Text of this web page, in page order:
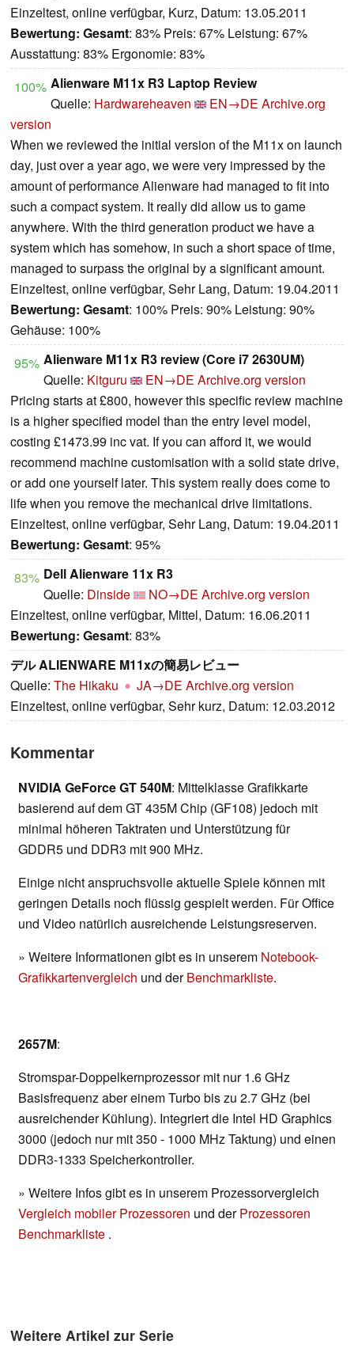
Einzeltest, online verfügbar, Kurz, Datum: 13.05.2011
Bewertung: Gesamt: 83% Preis: 67% Leistung: 67%
Ausstattung: 83% Ergonomie: 83%
100% Alienware M11x R3 Laptop Review
Quelle: Hardwareheaven EN→DE Archive.org
version
When we reviewed the initial version of the M11x on launch
day, just over a year ago, we were very impressed by the
amount of performance Alienware had managed to fit into
such a compact system. It really did allow us to game
anywhere. With the third generation product we have a
system which has somehow, in such a short space of time,
managed to surpass the original by a significant amount.
Einzeltest, online verfügbar, Sehr Lang, Datum: 19.04.2011
Bewertung: Gesamt: 100% Preis: 90% Leistung: 90%
Gehäuse: 100%
95% Alienware M11x R3 review (Core i7 2630UM)
Quelle: Kitguru EN→DE Archive.org version
Pricing starts at £800, however this specific review machine
is a higher specified model than the entry level model,
costing £1473.99 inc vat. If you can afford it, we would
recommend machine customisation with a solid state drive,
or add one yourself later. This system really does come to
life when you remove the mechanical drive limitations.
Einzeltest, online verfügbar, Sehr Lang, Datum: 19.04.2011
Bewertung: Gesamt: 95%
83% Dell Alienware 11x R3
Quelle: Dinside NO→DE Archive.org version
Einzeltest, online verfügbar, Mittel, Datum: 16.06.2011
Bewertung: Gesamt: 83%
デル ALIENWARE M11xの簡易レビュー
Quelle: The Hikaku JA→DE Archive.org version
Einzeltest, online verfügbar, Sehr kurz, Datum: 12.03.2012
Kommentar
NVIDIA GeForce GT 540M: Mittelklasse Grafikkarte
basierend auf dem GT 435M Chip (GF108) jedoch mit
minimal höheren Taktraten und Unterstützung für
GDDR5 und DDR3 mit 900 MHz.
Einige nicht anspruchsvolle aktuelle Spiele können mit
geringen Details noch flüssig gespielt werden. Für Office
und Video natürlich ausreichende Leistungsreserven.
» Weitere Informationen gibt es in unserem Notebook-
Grafikkartenvergleich und derBenchmarkliste.
2657M:
Stromspar-Doppelkernprozessor mit nur 1.6 GHz
Basisfrequenz aber einem Turbo bis zu 2.7 GHz (bei
ausreichender Kühlung). Integriert die Intel HD Graphics
3000 (jedoch nur mit 350 - 1000 MHz Taktung) und einen
DDR3-1333 Speicherkontroller.
» Weitere Infos gibt es in unserem Prozessorvergleich
Vergleich mobiler Prozessoren und derProzessoren
Benchmarkliste .
Weitere Artikel zur Serie